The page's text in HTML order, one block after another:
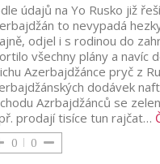
údajů na Yo Rusko již
to nevypadá
odjel i s rodinou do
všechny plány a navíc
Azerbajdžánce pryč z
dodávek
Azrbajdžánců se
prodají tisíce tun rajčat…
0 0